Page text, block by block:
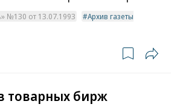
№130 от 13.07.1993
Архив газеты
товарных бирж